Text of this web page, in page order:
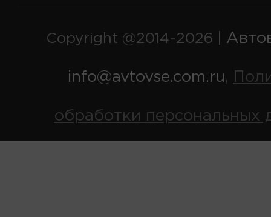
Copyright @2014-2026 |
info@avtovse.com.ru,
обработки персональных